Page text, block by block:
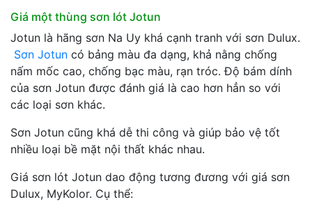
Giá một thùng sơn lót Jotun
Jotun là hãng sơn Na Uy khá cạnh tranh với sơn Dulux.
Sơn Jotun có bảng màu đa dạng, khả nằng chống
nấm mốc cao, chống bạc màu, rạn tróc. Độ bám dính
của sơn Jotun được đánh giá là cao hơn hẳn so với
các loại sơn khác.
Sơn Jotun cũng khá dễ thi công và giúp bảo vệ tốt
nhiều loại bề mặt nội thất khác nhau.
Giá sơn lót Jotun dao động tương đương với giá sơn
Dulux, MyKolor. Cụ thể: